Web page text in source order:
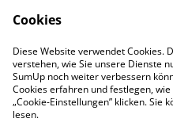
Kontakt zu uns
Rechtliches
Cookie-Richtlinie
Cookies
Diese Website verwendet Cookies.
verstehen, wie Sie unsere Dienste
SumUp noch weiter verbessern
Cookies erfahren und festlegen,
„Cookie-Einstellungen” klicken. Sie
lesen.